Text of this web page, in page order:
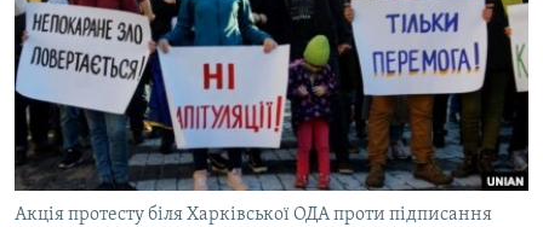
ДЕПОРТАЦІЯ
ВІДЕОУРОКИ «ELIFBE»
СВІДЧЕННЯ ОКУПАЦІЇ
УКРАЇНСЬКА ПРОБЛЕМА КРИМУ
ІНФОГРАФІКА
ЯК ОБІЙТИ БЛОКУВАННЯ
Русский
Qırımtatar
ДОЛУЧАЙСЯ!
Акція протесту біля Харківської ОДА проти підписання